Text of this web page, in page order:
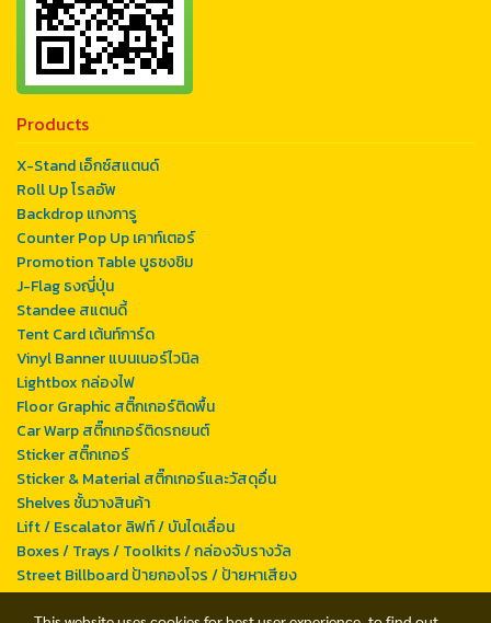
Products
X-Stand เอ็กซ์สแตนด์
Roll Up โรลอัพ
Backdrop แกงการู
Counter Pop Up เคาท์เตอร์
Promotion Table บูธชงชิม
J-Flag ธงญี่ปุ่น
Standee สแตนดี้
Tent Card เต้นท์การ์ด
Vinyl Banner แบนเนอร์ไวนิล
Lightbox กล่องไฟ
Floor Graphic สติ๊กเกอร์ติดพื้น
Car Warp สติ๊กเกอร์ติดรถยนต์
Sticker สติ๊กเกอร์
Sticker & Material สติ๊กเกอร์และวัสดุอื่น
Shelves ชั้นวางสินค้า
Lift / Escalator ลิฟท์ / บันไดเลื่อน
Boxes / Trays / Toolkits / กล่องจับรางวัล
Street Billboard ป้ายกองโจร / ป้ายหาเสียง